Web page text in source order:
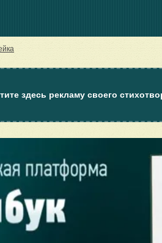
здесь рекламу своего